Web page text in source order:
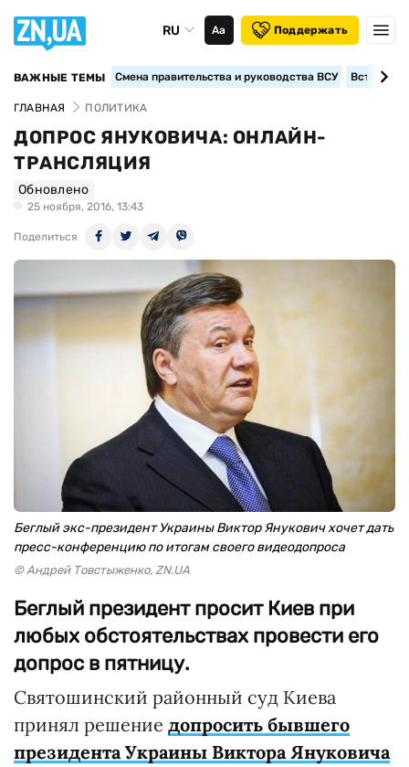
RU Аа Поддержать
ВАЖНЫЕ ТЕМЫ Смена правительства и руководства ВСУ
ГЛАВНАЯ ПОЛИТИКА
ДОПРОС ЯНУКОВИЧА: ОНЛАЙН-
ТРАНСЛЯЦИЯ
Обновлено
25 ноября, 2016, 13:43
Поделиться
Беглый экс-президент Украины Виктор Янукович хочет дать
пресс-конференцию по итогам своего видеодопроса
© Андрей Товстыженко, ZN.UA
Беглый президент просит Киев при
любых обстоятельствах провести его
допрос в пятницу.
Святошинский районный суд Киева
принял решение допросить бывшего
президента Украины Виктора Януковича